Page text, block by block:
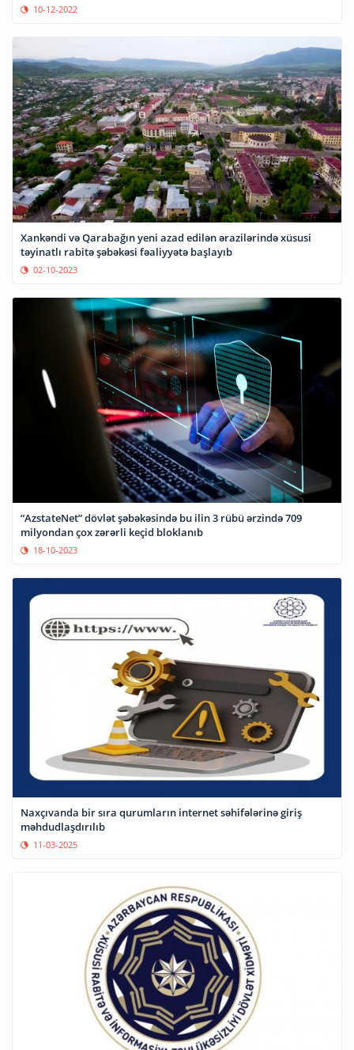
10-12-2022
Xankəndi və Qarabağın yeni azad edilən ərazilərində xüsusi
təyinatlı rabitə şəbəkəsi fəaliyyətə başlayıb
02-10-2023
“AzstateNet” dövlət şəbəkəsində bu ilin 3 rübü ərzində 709
milyondan çox zərərli keçid bloklanıb
18-10-2023
Naxçıvanda bir sıra qurumların internet səhifələrinə giriş
məhdudlaşdırılıb
11-03-2025